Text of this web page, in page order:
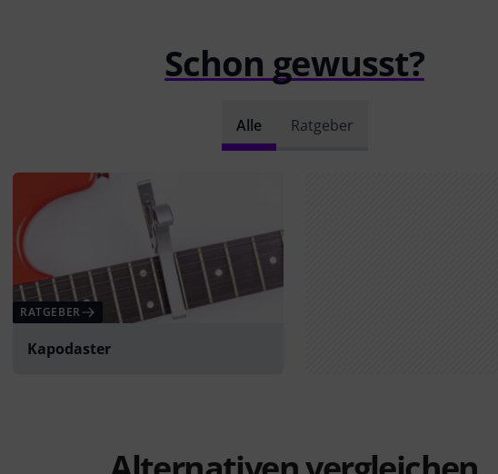
Schon gewusst?
Alle Ratgeber
RATGEBER
Kapodaster